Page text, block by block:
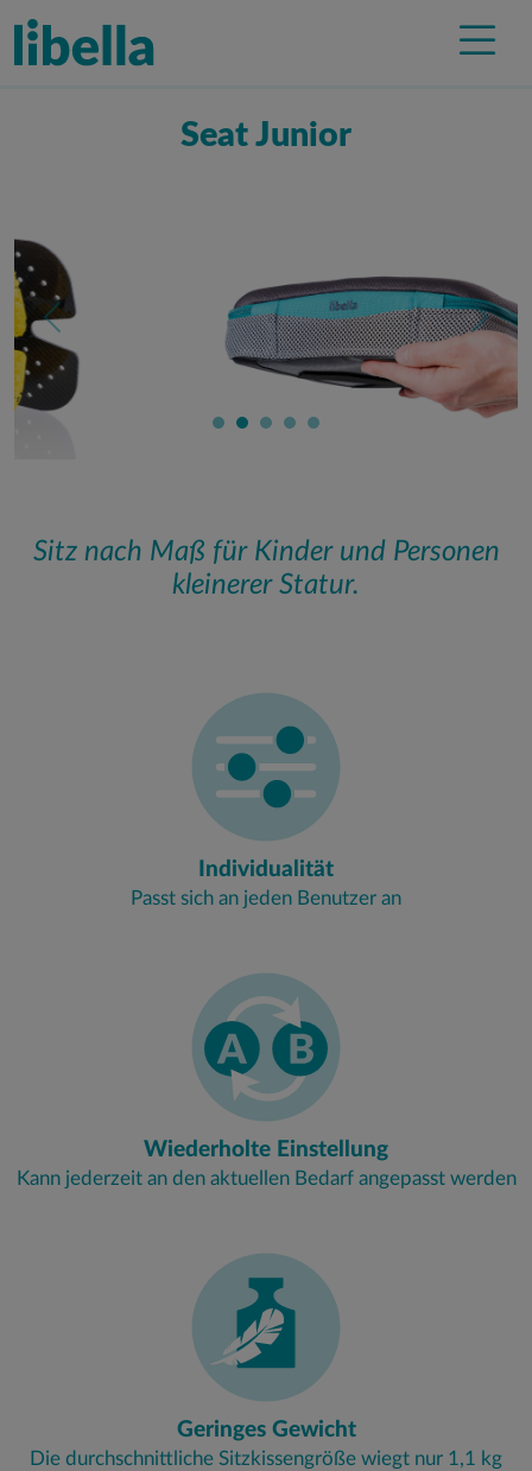
Seat Junior
Previous Next
Sitz nach Maß für Kinder und Personen
kleinerer Statur.
Individualität
Passt sich an jeden Benutzer an
Wiederholte Einstellung
Kann jederzeit an den aktuellen Bedarf angepasst werden
Geringes Gewicht
Die durchschnittliche Sitzkissengröße wiegt nur 1,1 kg